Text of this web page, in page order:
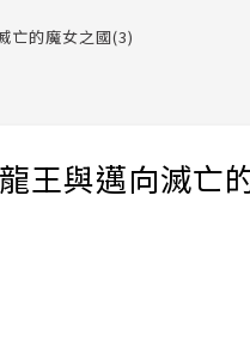
果查詢
暫停部分閱讀服務
亡的魔女之國(3)
王與邁向滅亡